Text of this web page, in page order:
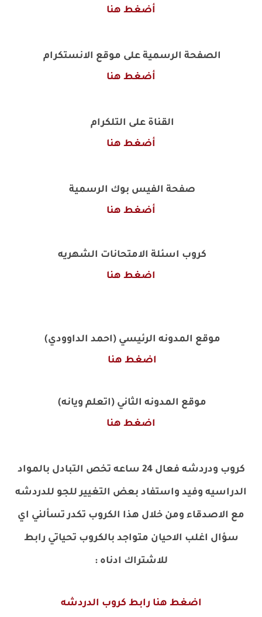
أضغط هنا
الصفحة الرسمية على موقع الانستكرام
أضغط هنا
القناة على التلكرام
أضغط هنا
صفحة الفيس بوك الرسمية
أضغط هنا
كروب اسئلة الامتحانات الشهريه
اضغط هنا
موقع المدونه الرئيسي (احمد الداوودي)
اضغط هنا
موقع المدونه الثاني (اتعلم ويانه)
اضغط هنا
كروب ودردشه فعال 24 ساعه تخص التبادل بالمواد
الدراسيه وفيد واستفاد بعض التغيير للجو للدردشه
مع الاصدقاء ومن خلال هذا الكروب تكدر تسألني اي
سؤال اغلب الاحيان متواجد بالكروب تحياتي رابط
للاشتراك ادناه:
اضغط هنا رابط كروب الدردشه